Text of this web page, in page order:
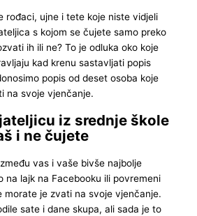
rođaci, ujne i tete koje niste vidjeli
s kojom se čujete samo preko
ih ili ne? To je odluka oko koje
kad krenu sastavljati popis
popis od deset osoba koje
na svoje vjenčanje.
iz srednje škole
i ne čujete
vas i vaše bivše najbolje
na lajk na Facebooku ili povremeni
morate je zvati na svoje vjenčanje.
sate i dane skupa, ali sada je to